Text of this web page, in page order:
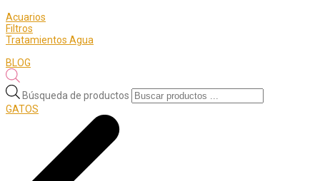
Acuarios
Filtros
Tratamientos Agua
BLOG
Búsqueda de productos
GATOS